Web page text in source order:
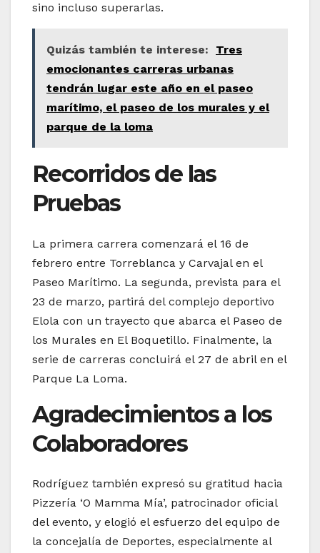
sino incluso superarlas.
Quizás también te interese:
Tres
emocionantes carreras urbanas
tendrán lugar este año en el paseo
marítimo, el paseo de los murales y el
parque de la loma
Recorridos de las
Pruebas
La primera carrera comenzará el 16 de
febrero entre Torreblanca y Carvajal en el
Paseo Marítimo. La segunda, prevista para el
23 de marzo, partirá del complejo deportivo
Elola con un trayecto que abarca el Paseo de
los Murales en El Boquetillo. Finalmente, la
serie de carreras concluirá el 27 de abril en el
Parque La Loma.
Agradecimientos a los
Colaboradores
Rodríguez también expresó su gratitud hacia
Pizzería ‘O Mamma Mía’, patrocinador oficial
del evento, y elogió el esfuerzo del equipo de
la concejalía de Deportes, especialmente al